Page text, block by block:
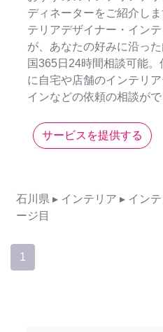
ディネーターをご紹介し
テリアデザイナー・イン
が、あなたの好みに沿っ
国365日24時間相談可能
に自宅や店舗のインテリ
インなどの依頼の相談がで
サービスを提供する
石川県 ▸ インテリア ▸ イン
ージ目
1